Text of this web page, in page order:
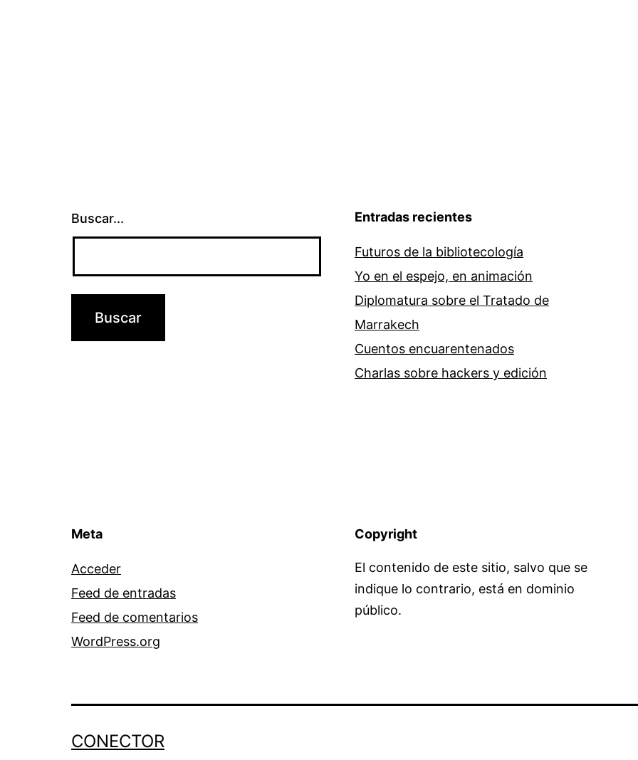
Buscar... Entradas recientes
Futuros de la bibliotecología
Yo en el espejo, en animación
Diplomatura sobre el Tratado de
Marrakech
Cuentos encuarentenados
Charlas sobre hackers y edición
Meta
Acceder
Feed de entradas
Feed de comentarios
WordPress.org
Copyright
El contenido de este sitio, salvo que se
indique lo contrario, está en dominio
público.
CONECTOR